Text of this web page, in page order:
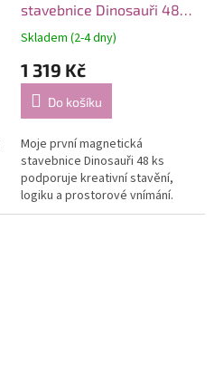
stavebnice Dinosauři 48
ks
Skladem (2-4 dny)
1 319 Kč
Do košíku
Moje první magnetická
stavebnice Dinosauři 48 ks
podporuje kreativní stavění,
logiku a prostorové vnímání.